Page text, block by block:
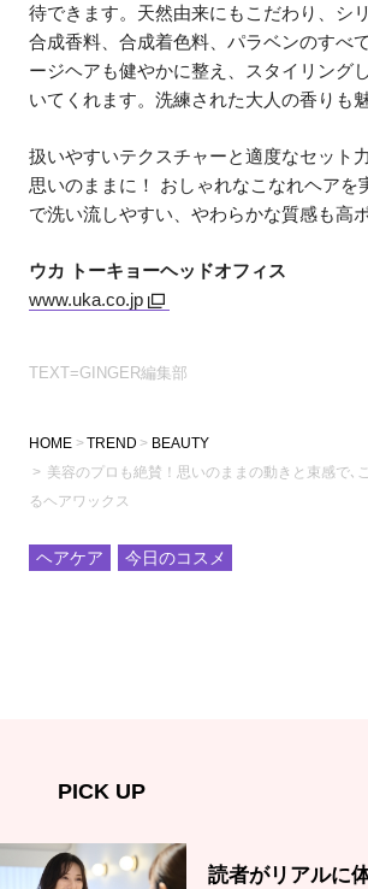
待できます。天然由来にもこだわり、シ
合成香料、合成着色料、パラベンのすべ
ージヘアも健やかに整え、スタイリング
いてくれます。洗練された大人の香りも魅
扱いやすいテクスチャーと適度なセット
思いのままに！ おしゃれなこなれヘアを
で洗い流しやすい、やわらかな質感も高
ウカ トーキョーヘッドオフィス
www.uka.co.jp
TEXT=GINGER編集部
HOME TREND
BEAUTY
美容のプロも絶賛！思いのままの動きと束感で､
るヘアワックス
ヘアケア 今日のコスメ
PICK UP
読者がリアルに